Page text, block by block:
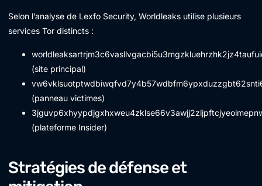
Selon l’analyse de Lexfo Security, Worldleaks utilise plusieurs
services Tor distincts :
(site principal)
(panneau victimes)
(plateforme Insider)
Stratégies de défense et